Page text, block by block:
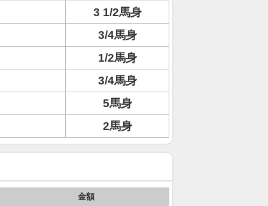
3 1/2馬身
3/4馬身
1/2馬身
3/4馬身
5馬身
2馬身
金額